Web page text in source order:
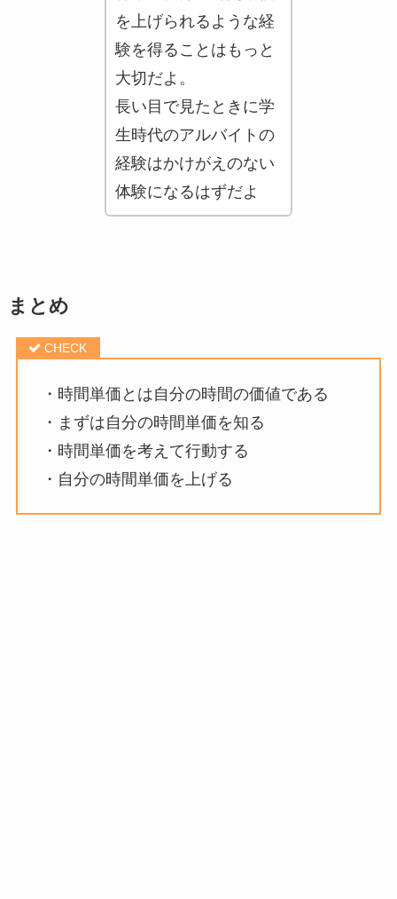
を上げられるような経
験を得ることはもっと
大切だよ。
長い目で見たときに学
生時代のアルバイトの
経験はかけがえのない
体験になるはずだよ
まとめ
・時間単価とは自分の時間の価値である
・まずは自分の時間単価を知る
・時間単価を考えて行動する
・自分の時間単価を上げる